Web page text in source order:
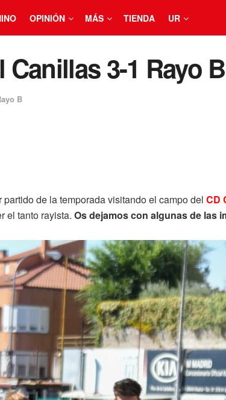
OPINIÓN MÁS TIENDA UR
3-1 Rayo B
B
de la temporada visitando el campo del CD
el tanto rayista. Os dejamos con algunas de las